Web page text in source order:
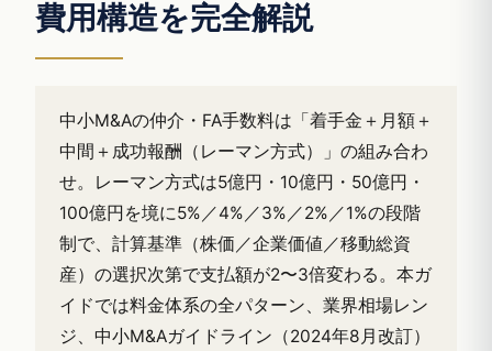
費用構造を完全解説
中小M&Aの仲介・FA手数料は「着手金＋月額＋
中間＋成功報酬（レーマン方式）」の組み合わ
せ。レーマン方式は5億円・10億円・50億円・
100億円を境に5%／4%／3%／2%／1%の段階
制で、計算基準（株価／企業価値／移動総資
産）の選択次第で支払額が2〜3倍変わる。本ガ
イドでは料金体系の全パターン、業界相場レン
ジ、中小M&Aガイドライン（2024年8月改訂）